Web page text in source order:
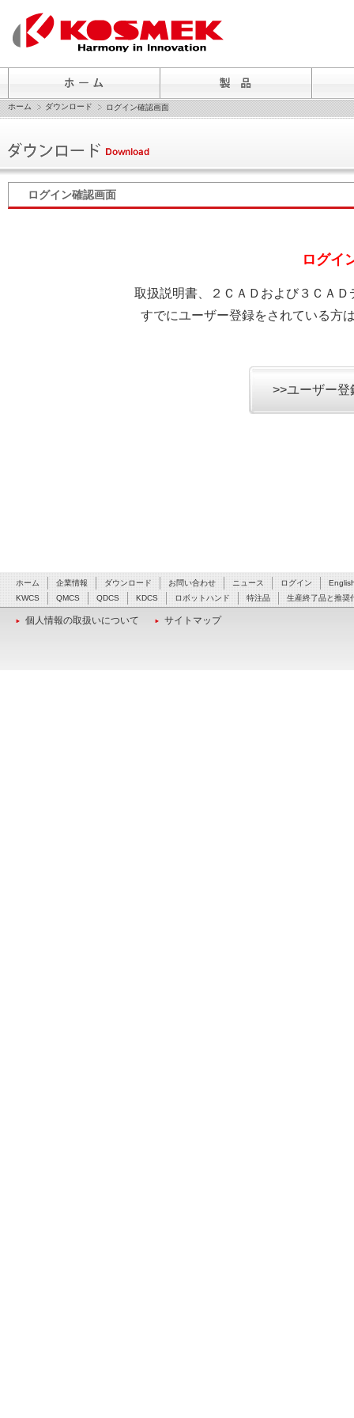
ホーム ダウンロード ログイン確認画面
ログイン確認画面
ログイ
取扱説明書、２ＣＡＤおよび３ＣＡ
すでにユーザー登録をされている方
>>ユーザー
ホーム 企業情報 ダウンロード お問い合わせ ニュース ログイン
KWCS
QMCS QDCS KDCS ロボットハンド 特注品 生産終了品と推奨
個人情報の取扱いについて サイトマップ